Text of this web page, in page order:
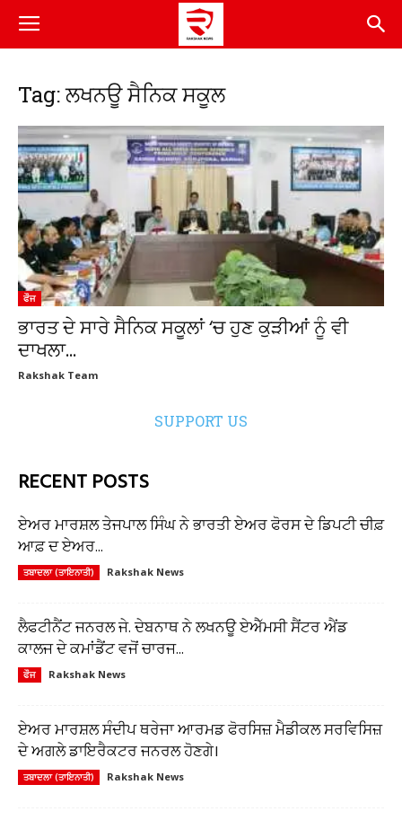
Tag: ਲਖਨਊ ਸੈਨਿਕ ਸਕੂਲ
ਫੌਜ
ਭਾਰਤ ਦੇ ਸਾਰੇ ਸੈਨਿਕ ਸਕੂਲਾਂ ‘ਚ ਹੁਣ ਕੁੜੀਆਂ ਨੂੰ ਵੀ
ਦਾਖਲਾ...
Rakshak Team
SUPPORT US
RECENT POSTS
ਏਅਰ ਮਾਰਸ਼ਲ ਤੇਜਪਾਲ ਸਿੰਘ ਨੇ ਭਾਰਤੀ ਏਅਰ ਫੋਰਸ ਦੇ ਡਿਪਟੀ ਚੀਫ਼
ਆਫ਼ ਦ ਏਅਰ...
ਤਬਾਦਲਾ (ਤਾਇਨਾਤੀ) Rakshak News
ਲੈਫਟੀਨੈਂਟ ਜਨਰਲ ਜੇ. ਦੇਬਨਾਥ ਨੇ ਲਖਨਊ ਏਐੱਮਸੀ ਸੈਂਟਰ ਐਂਡ
ਕਾਲਜ ਦੇ ਕਮਾਂਡੈਂਟ ਵਜੋਂ ਚਾਰਜ...
ਫੌਜ Rakshak News
ਏਅਰ ਮਾਰਸ਼ਲ ਸੰਦੀਪ ਥਰੇਜਾ ਆਰਮਡ ਫੋਰਸਿਜ਼ ਮੈਡੀਕਲ ਸਰਵਿਸਿਜ਼
ਦੇ ਅਗਲੇ ਡਾਇਰੈਕਟਰ ਜਨਰਲ ਹੋਣਗੇ।
ਤਬਾਦਲਾ (ਤਾਇਨਾਤੀ) Rakshak News